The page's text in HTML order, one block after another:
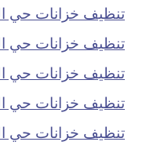
تنظيف خزانات حي
تنظيف خزانات حي
تنظيف خزانات حي
تنظيف خزانات حي
تنظيف خزانات حي